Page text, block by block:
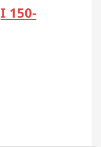
150-